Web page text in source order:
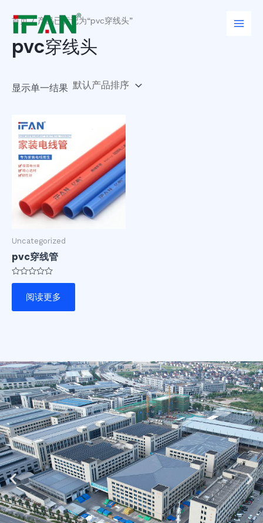
首页/ 产品已标记为“pvc穿线头”
pvc穿线头
显示单一结果
Uncategorized
pvc穿线管
评
5
阅读更多
Previous
slide